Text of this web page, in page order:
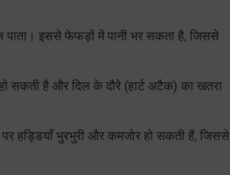
पाता। इससे फेफड़ों में पानी भर सकता है, जिससे
सकती है और दिल के दौरे (हार्ट अटैक) का खतरा
हड्डियाँ भुरभुरी और कमजोर हो सकती हैं, जिससे